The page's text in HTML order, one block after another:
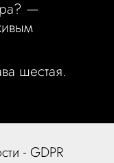
—
шестая.
- GDPR